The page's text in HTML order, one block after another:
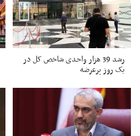
رشد 39 هزار واحدی شاخص کل در
یک روز پرعرضه